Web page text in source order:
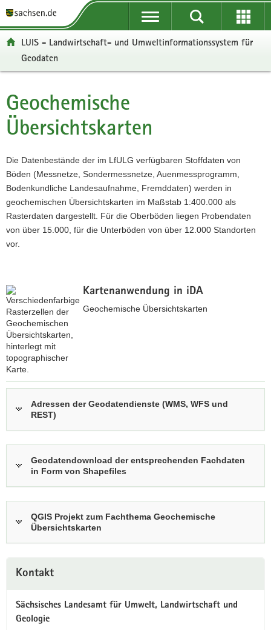
t
l
b
e
r
r
e
i
f
e
n
d
a
v
i
g
a
t
i
o
t
l
a
v
i
a
t
i
o
n
p
i
h
a
l
t
r
I
n
f
r
m
a
t
i
o
n
t
r
B
e
r
i
c
h
LUIS - Landwirtschaft- und Umweltinformationssystem für
Geodaten
Hauptinhalt
Geochemische
Übersichtskarten
Die Datenbestände der im LfULG verfügbaren Stoffdaten von
Böden (Messnetze, Sondermessnetze, Auenmessprogramm,
Bodenkundliche Landesaufnahme, Fremddaten) werden in
geochemischen Übersichtskarten im Maßstab 1:400.000 als
Rasterdaten dargestellt. Für die Oberböden liegen Probendaten
von über 15.000, für die Unterböden von über 12.000 Standorten
vor.
Kartenanwendung in iDA
Geochemische Übersichtskarten
z
i
n
r
a
t
i
e
n
w
Adressen der Geodatendienste (WMS, WFS und
REST)
Geodatendownload der entsprechenden Fachdaten
in Form von Shapefiles
QGIS Projekt zum Fachthema Geochemische
Übersichtskarten
Information
Kontakt
Sächsisches Landesamt für Umwelt, Landwirtschaft und
Geologie